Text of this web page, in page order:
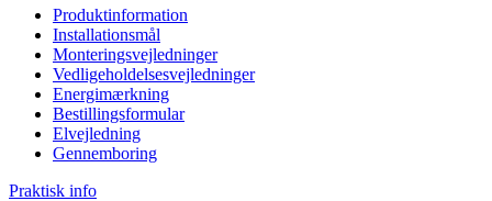
Produktinformation
Installationsmål
Monteringsvejledninger
Vedligeholdelsesvejledninger
Energimærkning
Bestillingsformular
Elvejledning
Gennemboring
Praktisk info